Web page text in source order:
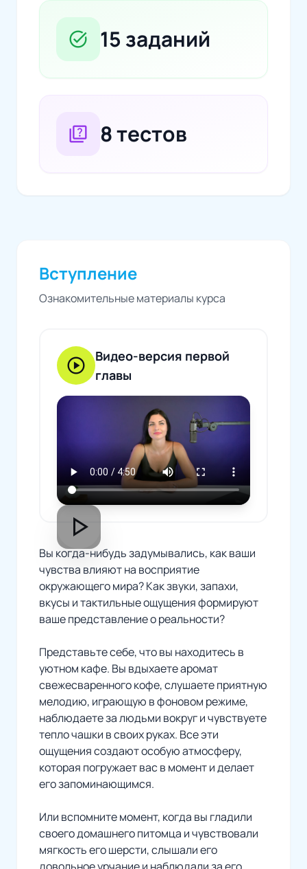
task_alt 15 заданий
quiz 8 тестов
Вступление
Ознакомительные материалы курса
play_circle
Видео-версия первой
главы
play_arrow
Вы когда-нибудь задумывались, как ваши
чувства влияют на восприятие
окружающего мира? Как звуки, запахи,
вкусы и тактильные ощущения формируют
ваше представление о реальности?
Представьте себе, что вы находитесь в
уютном кафе. Вы вдыхаете аромат
свежесваренного кофе, слушаете приятную
мелодию, играющую в фоновом режиме,
наблюдаете за людьми вокруг и чувствуете
тепло чашки в своих руках. Все эти
ощущения создают особую атмосферу,
которая погружает вас в момент и делает
его запоминающимся.
Или вспомните момент, когда вы гладили
своего домашнего питомца и чувствовали
мягкость его шерсти, слышали его